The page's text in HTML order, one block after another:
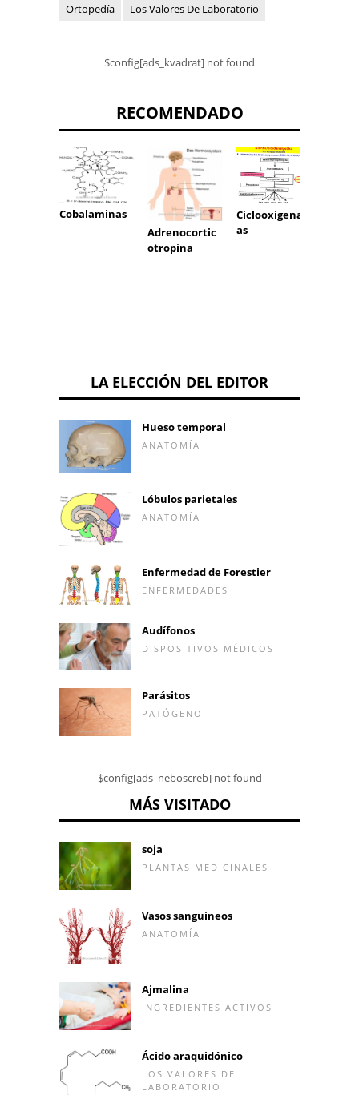
Ortopedía
Los Valores De Laboratorio
$config[ads_kvadrat] not found
RECOMENDADO
Cobalaminas
Adrenocortic
otropina
Ciclooxigenas
as
LA ELECCIÓN DEL EDITOR
Hueso temporal
ANATOMÍA
Lóbulos parietales
ANATOMÍA
Enfermedad de Forestier
ENFERMEDADES
Audífonos
DISPOSITIVOS MÉDICOS
Parásitos
PATÓGENO
$config[ads_neboscreb] not found
MÁS VISITADO
soja
PLANTAS MEDICINALES
Vasos sanguineos
ANATOMÍA
Ajmalina
INGREDIENTES ACTIVOS
Ácido araquidónico
LOS VALORES DE
LABORATORIO